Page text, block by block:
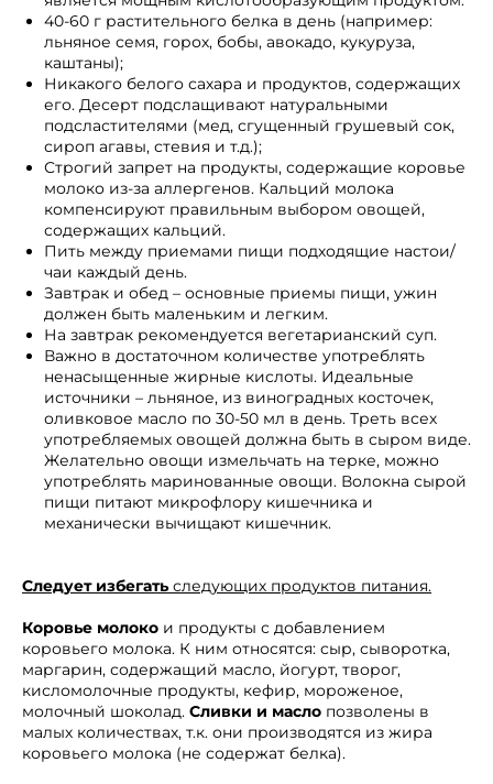
40-60 г растительного белка в день (например:
льняное семя, горох, бобы, авокадо, кукуруза,
каштаны);
Никакого белого сахара и продуктов, содержащих
его. Десерт подслащивают натуральными
подсластителями (мед, сгущенный грушевый сок,
сироп агавы, стевия и т.д.);
Строгий запрет на продукты, содержащие коровье
молоко из-за аллергенов. Кальций молока
компенсируют правильным выбором овощей,
содержащих кальций.
Пить между приемами пищи подходящие настои/
чаи каждый день.
Завтрак и обед – основные приемы пищи, ужин
должен быть маленьким и легким.
На завтрак рекомендуется вегетарианский суп.
Важно в достаточном количестве употреблять
ненасыщенные жирные кислоты. Идеальные
источники – льняное, из виноградных косточек,
оливковое масло по 30-50 мл в день. Треть всех
употребляемых овощей должна быть в сыром виде.
Желательно овощи измельчать на терке, можно
употреблять маринованные овощи. Волокна сырой
пищи питают микрофлору кишечника и
механически вычищают кишечник.
Следует избегатьследующих продуктов питания.
Коровье молоко и продукты с добавлением
коровьего молока. К ним относятся: сыр, сыворотка,
маргарин, содержащий масло, йогурт, творог,
кисломолочные продукты, кефир, мороженое,
молочный шоколад. Сливки и масло позволены в
малых количествах, т.к. они производятся из жира
коровьего молока (не содержат белка).